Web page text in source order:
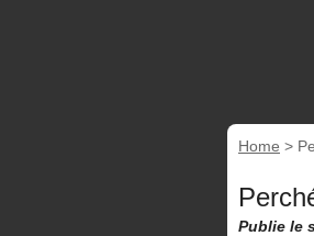
Home >
Publie le